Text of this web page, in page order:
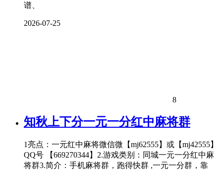
谱、
2026-07-25
8
知秋上下分一元一分红中麻将群
1亮点：一元红中麻将微信微【mj62555】或【mj42555】
QQ号 【669270344】2.游戏类别：同城一元一分红中麻
将群3.简介：手机麻将群，跑得快群 ,一元一分群，靠